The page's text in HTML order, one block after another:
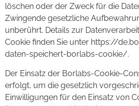
löschen oder der Zweck für die
Zwingende gesetzliche
unberührt. Details zur
Cookie finden Sie unter https://
daten-speichert-borlabs-cookie/.
Der Einsatz der Borlabs-Cookie-
erfolgt, um die gesetzlich
Einwilligungen für den Einsatz von